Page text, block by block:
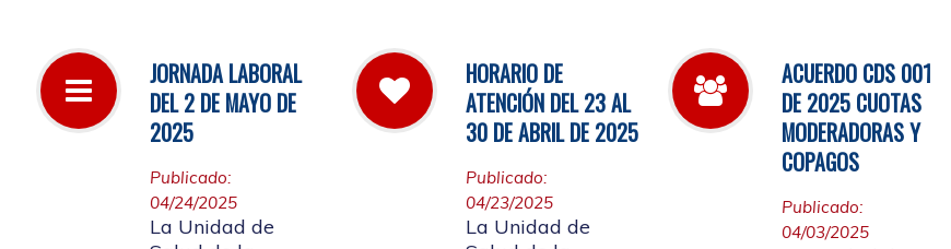
contagiarlo a otras
personas. La
vacuna es segura
a combatir el virus
Unidad de Salud
realizará la
apertura de
Laborterapia
JORNADA LABORAL
DEL 2 DE MAYO DE
2025
Publicado:
04/24/2025
La Unidad de
HORARIO DE
ATENCIÓN DEL 23 AL
30 DE ABRIL DE 2025
Publicado:
04/23/2025
La Unidad de
ACUERDO CDS 001
DE 2025 CUOTAS
MODERADORAS Y
COPAGOS
Publicado:
04/03/2025